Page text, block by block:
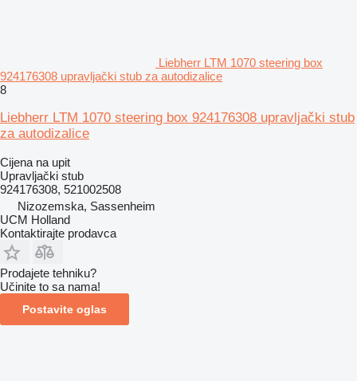
Liebherr LTM 1070 steering box
924176308 upravljački stub za autodizalice
8
Liebherr LTM 1070 steering box 924176308 upravljački stub
za autodizalice
Cijena na upit
Upravljački stub
924176308, 521002508
Nizozemska, Sassenheim
UCM Holland
Kontaktirajte prodavca
Prodajete tehniku?
Učinite to sa nama!
Postavite oglas